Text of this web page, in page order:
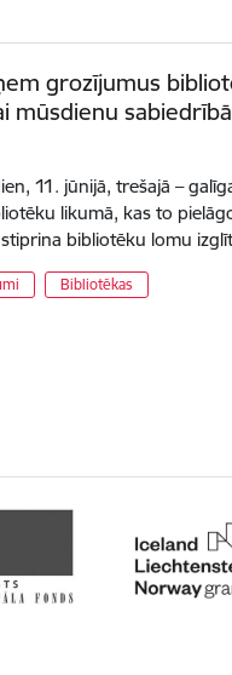
grozījumus
mūsdienu sabiedrībā
11. jūnijā, trešajā –
likumā, kas to
bibliotēku lomu
Bibliotēkas